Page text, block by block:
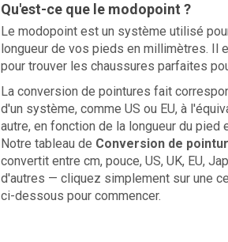
Qu'est-ce que le modopoint ?
Le modopoint est un système utilisé
longueur de vos pieds en millimètres. Il
pour trouver les chaussures parfaites
La conversion de pointures fait
d'un système, comme US ou EU, à
autre, en fonction de la longueur du pied
Notre tableau de Conversion de
convertit entre cm, pouce, US, UK, EU,
d'autres — cliquez simplement sur une
ci-dessous pour commencer.